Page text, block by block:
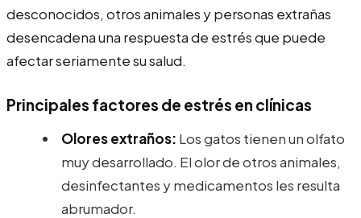
desconocidos, otros animales y personas extrañas
desencadena una respuesta de estrés que puede
afectar seriamente su salud.
Principales factores de estrés en clínicas
Olores extraños: Los gatos tienen un olfato
muy desarrollado. El olor de otros animales,
desinfectantes y medicamentos les resulta
abrumador.